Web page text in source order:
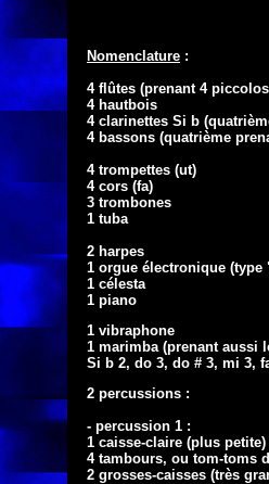
Nomenclature :
4 flûtes (prenant 4
4 hautbois
4 clarinettes Si b
4 bassons (quatrième
4 trompettes (ut)
4 cors (fa)
3 trombones
1 tuba
2 harpes
1 orgue électronique (type
1 célesta
1 piano
1 vibraphone
1 marimba (prenant aussi
Si b 2, do 3, do # 3, mi 3,
2 percussions :
- percussion 1 :
1 caisse-claire (plus petite)
4 tambours, ou tom-toms
2 grosses-caisses (très